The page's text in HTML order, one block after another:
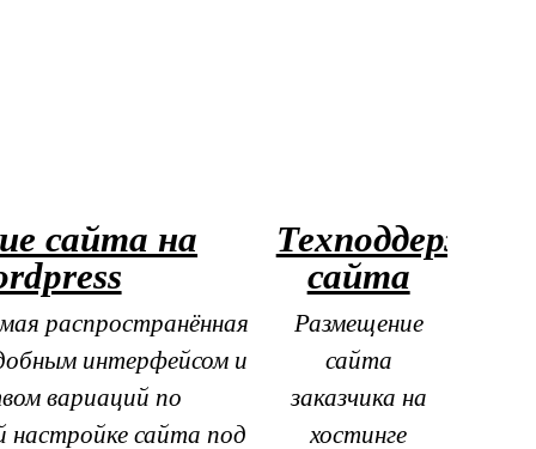
сайта на
распространённая
интерфейсом и
вариаций по
настройке сайта под
Техподдержка
сайта
Размещение
сайта
заказчика на
хостинге